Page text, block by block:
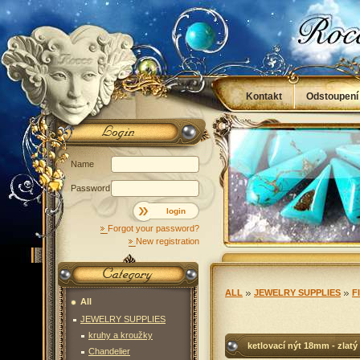
ALL JEWELRY SUPPLIES
ketlovací nýt 18mm - zlatý
All
JEWELRY SUPPLIES
kruhy a kroužky
Chandelier
Kontakt
Obchodní podmínky
Name
Password
login
Forgot your password?
New registration